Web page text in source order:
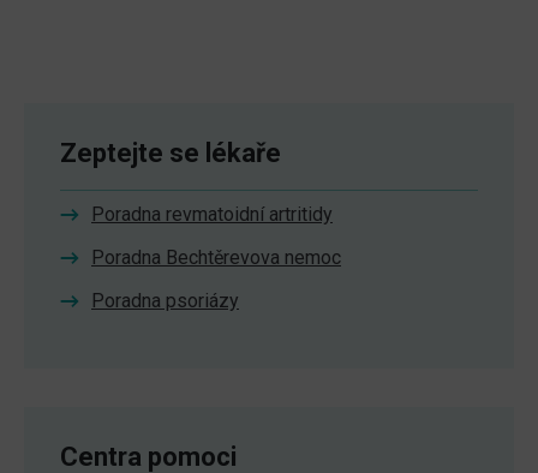
Zeptejte se lékaře
Poradna revmatoidní artritidy
Poradna Bechtěrevova nemoc
Poradna psoriázy
Centra pomoci